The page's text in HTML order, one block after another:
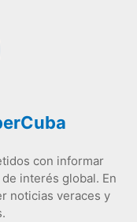
con informar
interés global. En
noticias veraces y